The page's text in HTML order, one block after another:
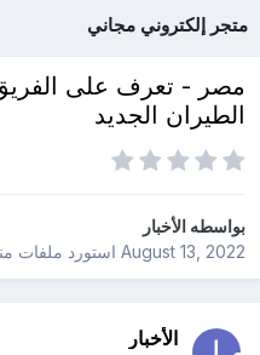
متجر إلكتروني مجاني
مصر - تعرف على
الطيران الجديد
بواسطهالأخبار
August 13, 2022استورد ملفات
الأخبار